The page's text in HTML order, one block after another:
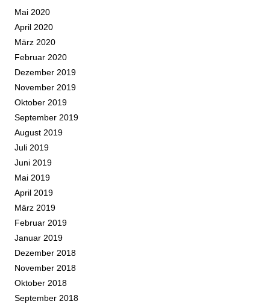
Mai 2020
April 2020
März 2020
Februar 2020
Dezember 2019
November 2019
Oktober 2019
September 2019
August 2019
Juli 2019
Juni 2019
Mai 2019
April 2019
März 2019
Februar 2019
Januar 2019
Dezember 2018
November 2018
Oktober 2018
September 2018